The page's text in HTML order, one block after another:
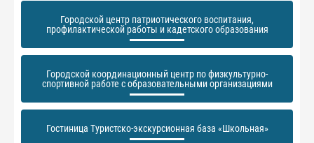
Городской центр патриотического воспитания,
профилактической работы и кадетского образования
Городской координационный центр по физкультурно-
спортивной работе с образовательными организациями
Гостиница Туристско-экскурсионная база «Школьная»